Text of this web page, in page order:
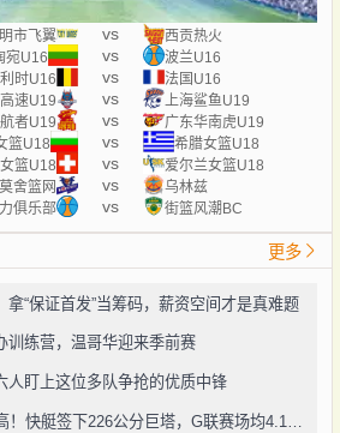
市飞翼 vs
西贡热火
宛U16 vs
波兰U16
时U16 vs
法国U16
速U19 vs
上海鲨鱼U19
者U19 vs
广东华南虎U19
篮U18 vs
希腊女篮U18
篮U18 vs
爱尔兰女篮U18
莫舍篮网 vs
乌林兹
俱乐部 vs 街篮风潮BC
更多
“保证首发”当筹码，薪资空间才是真难题
训练营，温哥华迎来季前赛
人盯上这位多队争抢的优质中锋
NBA／比文班亚马还高！快艇签下226公分巨塔，G联赛场均4.1次封盖